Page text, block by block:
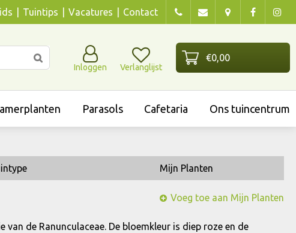
Tuintips Vacatures Contact
Inloggen Verlanglijst
Parasols Cafetaria Ons tuincentrum
Mijn Planten
Voeg toe aan Mijn Planten
van de Ranunculaceae. De bloemkleur is diep roze en de